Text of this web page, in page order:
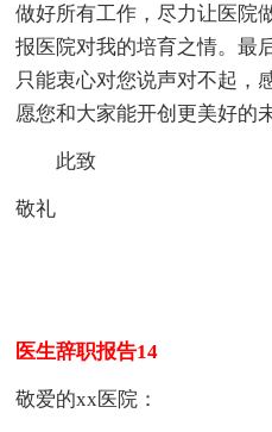
做好所有工作，尽力让医院
报医院对我的培育之情。最
只能衷心对您说声对不起，
愿您和大家能开创更美好的
此致
敬礼
医生辞职报告14
敬爱的xx医院：